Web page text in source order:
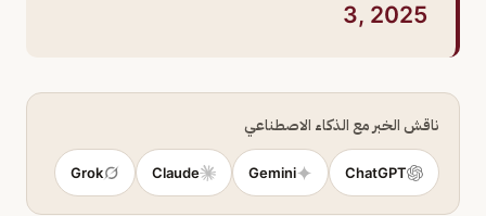
3, 2025
ناقش الخبر مع الذكاء الاصطناعي
ChatGPT
Gemini
Claude
Grok